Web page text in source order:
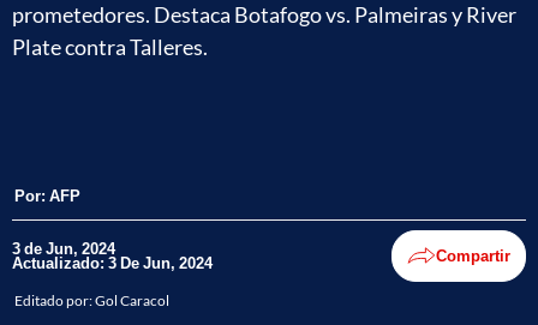
prometedores. Destaca Botafogo vs. Palmeiras y River
Plate contra Talleres.
Por: AFP
3 de Jun, 2024
Actualizado: 3 De Jun, 2024 Compartir
Editado por:Gol Caracol